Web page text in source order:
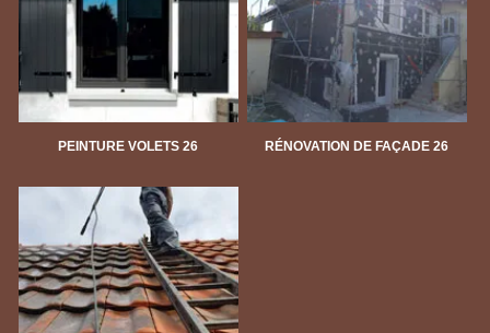
PEINTURE VOLETS 26 RÉNOVATION DE FAÇADE 26